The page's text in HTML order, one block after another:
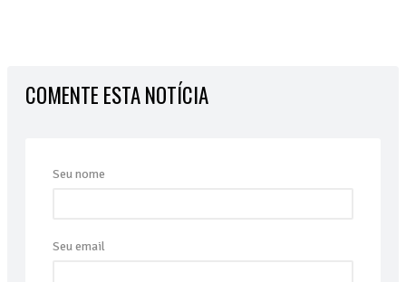
COMENTE ESTA NOTÍCIA
Seu nome
Seu email